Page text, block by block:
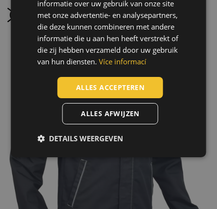
Niet stomen
SLOVAK
ROMANIAN
POLISH
GERMAN
SPANISH
informatie over uw gebruik van onze site
met onze advertentie- en analysepartners,
die deze kunnen combineren met andere
informatie die u aan hen heeft verstrekt of
die zij hebben verzameld door uw gebruik
van hun diensten. Více informací
ALLES ACCEPTEREN
ALLES AFWIJZEN
DETAILS WEERGEVEN